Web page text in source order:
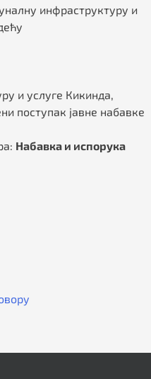
инфраструктуру и
и услуге Кикинда,
поступак јавне набавке
Набавка и испорука